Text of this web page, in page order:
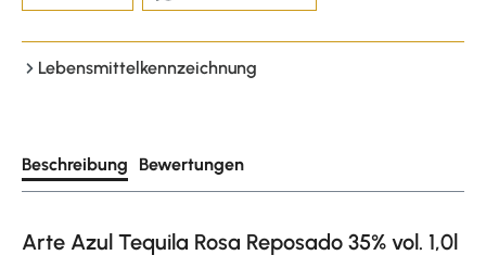
Lebensmittelkennzeichnung
Beschreibung Bewertungen
Arte Azul Tequila Rosa Reposado 35% vol. 1,0l